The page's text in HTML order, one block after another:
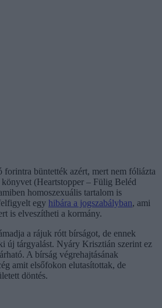
büntették azért, mert nem fóliázta
(Heartstopper – Fülig Beléd
homoszexuális tartalom is
egy hibára a jogszabályban, ami
is elveszítheti a kormány.
a rájuk rótt bírságot, de ennek
új tárgyalást. Nyáry Krisztián szerint ez
A bírság végrehajtásának
amit elsőfokon elutasítottak, de
döntés.